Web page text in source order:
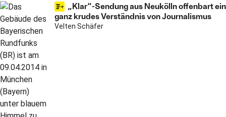
„Klar“-Sendung aus Neukölln offenbart ein
ganz krudes Verständnis von Journalismus
Velten Schäfer